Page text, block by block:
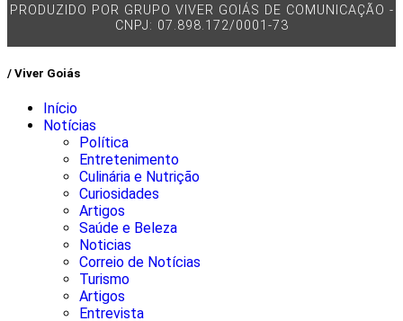
PRODUZIDO POR GRUPO VIVER GOIÁS DE COMUNICAÇÃO -
CNPJ: 07.898.172/0001-73
/ Viver Goiás
Início
Notícias
Política
Entretenimento
Culinária e Nutrição
Curiosidades
Artigos
Saúde e Beleza
Noticias
Correio de Notícias
Turismo
Artigos
Entrevista